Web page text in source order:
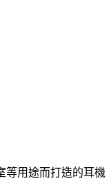
等用途而打造的耳機